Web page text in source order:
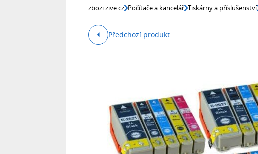
zbozi.zive.cz Počítače a kancelář Tiskárny a příslušenství
Předchozí produkt